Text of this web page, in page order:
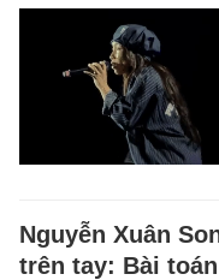
Nguyễn Xuân
trên tay: Bài